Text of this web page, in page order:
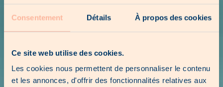
Consentement Détails À propos des cookies
Ce site web utilise des cookies.
Les cookies nous permettent de personnaliser le contenu
et les annonces, d'offrir des fonctionnalités relatives aux